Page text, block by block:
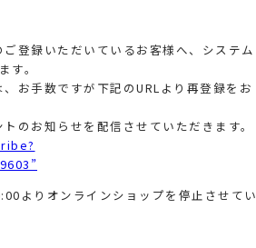
登録いただいているお客様へ、システム
。
お手数ですが下記のURLより再登録をお
のお知らせを配信させていただきます。
よりオンラインショップを停止させてい